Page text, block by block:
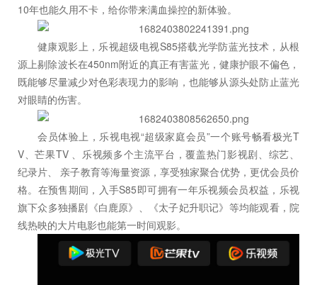
10年也能久用不卡，给你带来满血操控的新体验。
健康观影上，乐视超级电视S85搭载光学防蓝光技术，从根
源上剔除波长在450nm附近的真正有害蓝光，健康护眼不偏色，
既能够尽量减少对色彩表现力的影响，也能够从源头处防止蓝光
对眼睛的伤害。
会员体验上，乐视电视“超级家庭会员”一个账号畅看极光T
V、芒果TV 、乐视频多个主流平台，覆盖热门影视剧、综艺、
纪录片、 亲子教育等海量资源，享受独家聚合优势，更优会员价
格。在预售期间，入手S85即可拥有一年乐视频会员权益，乐视
旗下众多独播剧《白鹿原》、《太子妃升职记》等均能观看，院
线热映的大片电影也能第一时间观影。